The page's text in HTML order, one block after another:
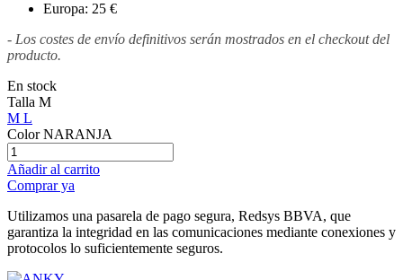
Europa: 25 €
- Los costes de envío definitivos serán mostrados en el checkout del
producto.
En stock
Talla M
M L
Color NARANJA
Añadir al carrito
Comprar ya
Utilizamos una pasarela de pago segura, Redsys BBVA, que
garantiza la integridad en las comunicaciones mediante conexiones y
protocolos lo suficientemente seguros.